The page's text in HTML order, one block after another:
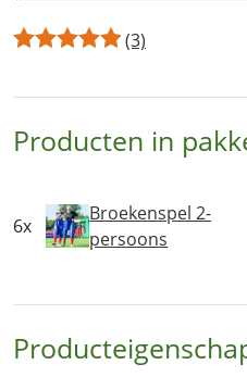
(3)
Producten in
6x
Broekenspel 2-
persoons